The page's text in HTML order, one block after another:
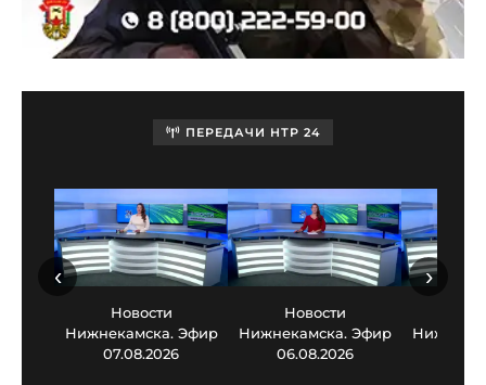
ПЕРЕДАЧИ НТР 24
Новости
Нижнекамска. Эфир
07.08.2026
Новости
Нижнекамска. Эфир
06.08.2026
‹ ›